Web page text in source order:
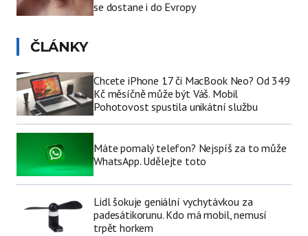
se dostane i do Evropy
ČLÁNKY
Chcete iPhone 17 či MacBook Neo? Od 349
Kč měsíčně může být Váš. Mobil
Pohotovost spustila unikátní službu
Máte pomalý telefon? Nejspíš za to může
WhatsApp. Udělejte toto
Lidl šokuje geniální vychytávkou za
padesátikorunu. Kdo má mobil, nemusí
trpět horkem